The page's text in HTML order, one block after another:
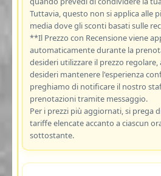
Tuttavia, questo non si applica alle
media dove gli sconti basati sulle
**Il Prezzo con Recensione viene
automaticamente durante la
desideri utilizzare il prezzo regolare,
desideri mantenere l'esperienza
preghiamo di notificare il nostro
prenotazioni tramite messaggio.
Per i prezzi più aggiornati, si prega
tariffe elencate accanto a ciascun
sottostante.